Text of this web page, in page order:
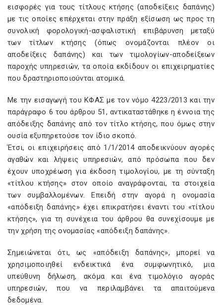
εισφορές για τους τίτλους κτήσης (αποδείξεις δαπάνης)
με τις οποίες επέρχεται στην πράξη εξίσωση ως προς τη
συνολική φορολογική-ασφαλιστική επιβάρυνση μεταξύ
των τίτλων κτήσης (όπως ονομάζονται πλέον οι
αποδείξεις δαπάνης) και των τιμολογίων-αποδείξεων
παροχής υπηρεσιών, τα οποία εκδίδουν οι επιχειρηματίες
που δραστηριοποιούνται ατομικά.
Με την εισαγωγή του ΚΦΑΣ με τον νόμο 4223/2013 και την
παράγραφο 6 του άρθρου 51, αντικαταστάθηκε η έννοια της
απόδειξης δαπάνης από τον τίτλο κτήσης, που όμως στην
ουσία εξυπηρετούσε τον ίδιο σκοπό.
Έτσι, οι επιχειρήσεις από 1/1/2014 αποδεικνύουν αγορές
αγαθών και λήψεις υπηρεσιών, από πρόσωπα που δεν
έχουν υποχρέωση για έκδοση τιμολογίου, με τη σύνταξη
«τίτλου κτήσης» στον οποίο αναγράφονται, τα στοιχεία
των συμβαλλομένων. Επειδή στην αγορά η ονομασία
«απόδειξη δαπάνης» έχει επικρατήσει έναντι του «τίτλου
κτήσης», για τη συνέχεια του άρθρου θα συνεχίσουμε με
την χρήση της ονομασίας «απόδειξη δαπάνης».
Σημειώνεται ότι, ως «απόδειξη δαπάνης», μπορεί να
χρησιμοποιηθεί ενδεικτικά ένα συμφωνητικό, μια
υπεύθυνη δήλωση, ακόμα και ένα τιμολόγιο αγοράς
υπηρεσιών, που να περιλαμβάνει τα απαιτούμενα
δεδομένα.